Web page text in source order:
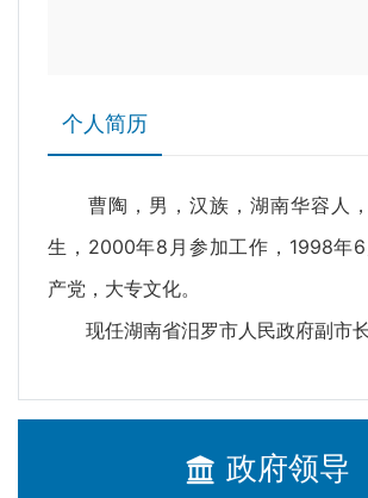
政府领导
个人简历
曹陶，男，汉族，湖南华容人，
生，2000年8月参加工作，1998年
产党，大专文化。
现任湖南省汨罗市人民政府副市长